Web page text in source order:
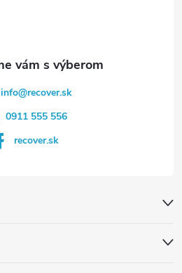
info@recover.sk
0911 555 556
recover.sk